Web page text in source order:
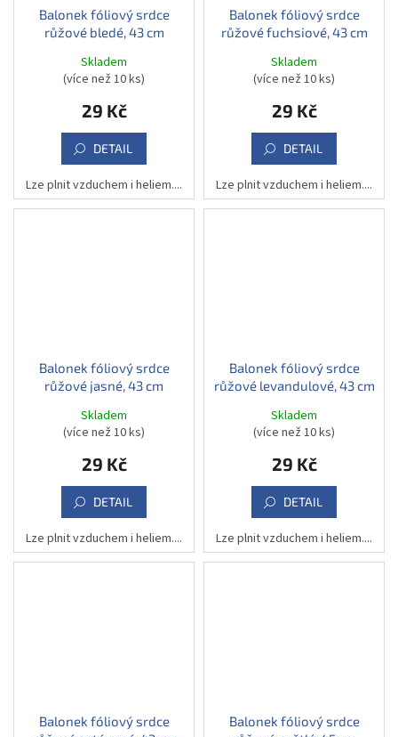
Balonek fóliový srdce
růžové bledé, 43 cm
Skladem
(více než 10 ks)
29 Kč
DETAIL
Lze plnit vzduchem i heliem....
Balonek fóliový srdce
růžové fuchsiové, 43 cm
Skladem
(více než 10 ks)
29 Kč
DETAIL
Lze plnit vzduchem i heliem....
Balonek fóliový srdce
růžové jasné, 43 cm
Skladem
(více než 10 ks)
29 Kč
DETAIL
Lze plnit vzduchem i heliem....
Balonek fóliový srdce
růžové levandulové, 43 cm
Skladem
(více než 10 ks)
29 Kč
DETAIL
Lze plnit vzduchem i heliem....
Balonek fóliový srdce
Balonek fóliový srdce